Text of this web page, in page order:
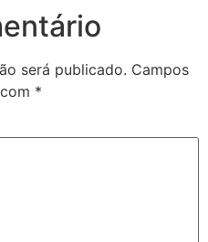
será publicado. Campos
*